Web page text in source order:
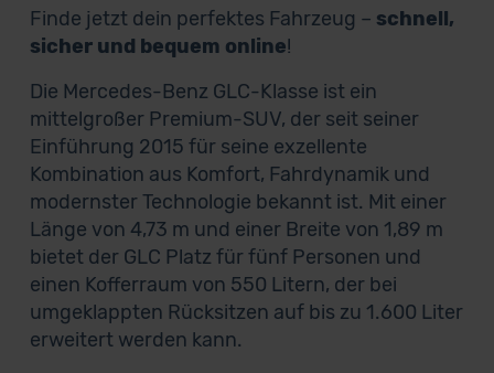
Finde jetzt dein perfektes Fahrzeug – schnell,
sicher und bequem online!
Die Mercedes-Benz GLC-Klasse ist ein
mittelgroßer Premium-SUV, der seit seiner
Einführung 2015 für seine exzellente
Kombination aus Komfort, Fahrdynamik und
modernster Technologie bekannt ist. Mit einer
Länge von 4,73 m und einer Breite von 1,89 m
bietet der GLC Platz für fünf Personen und
einen Kofferraum von 550 Litern, der bei
umgeklappten Rücksitzen auf bis zu 1.600 Liter
erweitert werden kann.